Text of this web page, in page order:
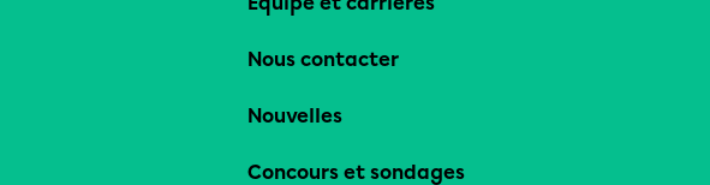
Nous contacter
Nouvelles
Concours et sondages